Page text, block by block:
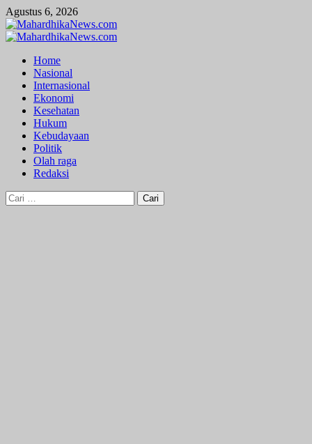
Skip
to
content
Agustus 6, 2026
Primary
Home
Nasional
Internasional
Ekonomi
Kesehatan
Hukum
Kebudayaan
Politik
Olah raga
Redaksi
Cari
untuk: